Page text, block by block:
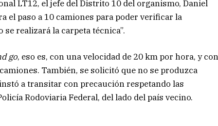
LT12, el jefe del Distrito 10 del organismo, Daniel
el paso a 10 camiones para poder verificar la
realizará la carpeta técnica”.
go, eso es, con una velocidad de 20 km por hora, y
También, se solicitó que no se produzca
a transitar con precaución respetando las
Rodoviaria Federal, del lado del país vecino.